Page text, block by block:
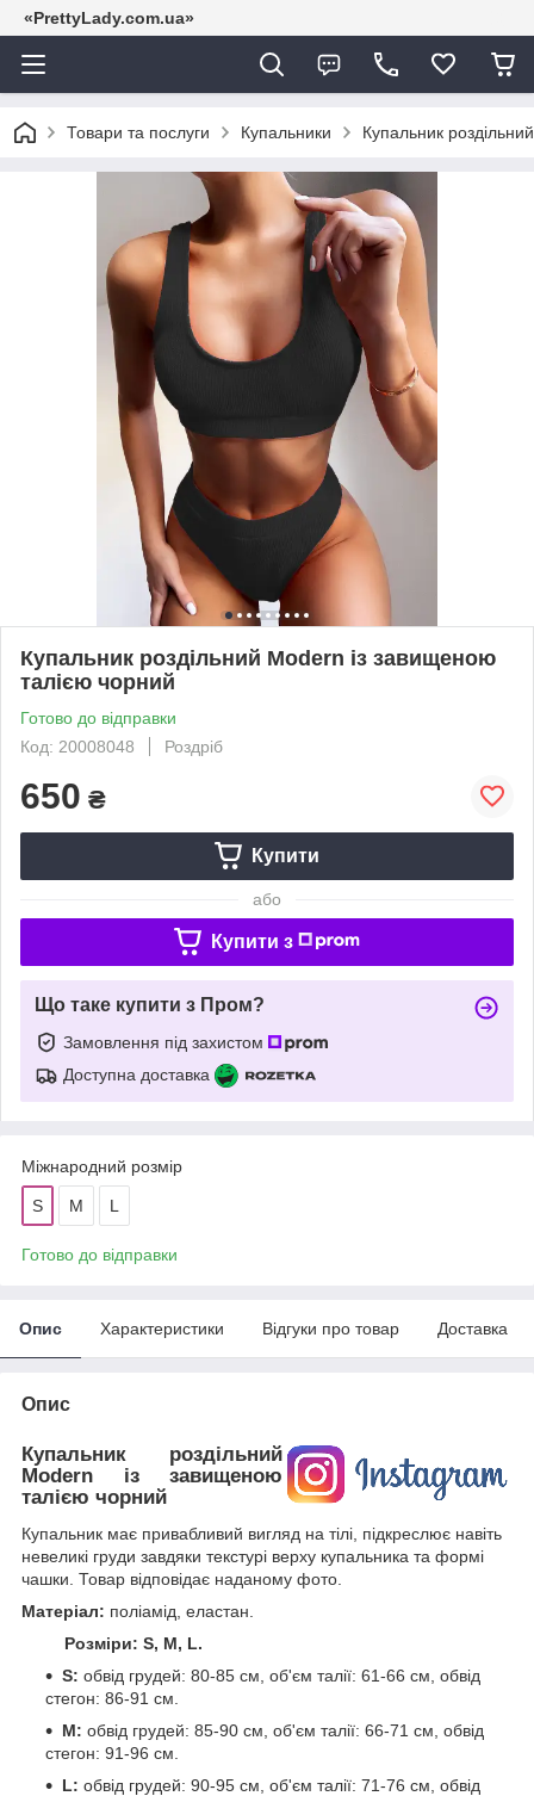
«PrettyLady.com.ua»
Товари та послуги Купальники Купальник
Купальник роздільний Modern із завищеною
талією чорний
Готово до відправки
Код: 20008048
Роздріб
650 ₴
Купити
або
Купити з
Що таке купити з Пром?
Замовлення під захистом
Доступна доставка
Міжнародний розмір
S M L
Готово до відправки
Опис Характеристики Відгуки про товар Доставка
Опис
Купальник роздільний
Modern із завищеною
талією чорний
Купальник має привабливий вигляд на тілі, підкреслює навіть
невеликі груди завдяки текстурі верху купальника та формі
чашки. Товар відповідає наданому фото.
Матеріал: поліамід, еластан.
Розміри: S, M, L.
S: обвід грудей: 80-85 см, об'єм талії: 61-66 см, обвід
стегон: 86-91 см.
М: обвід грудей: 85-90 см, об'єм талії: 66-71 см, обвід
стегон: 91-96 см.
L: обвід грудей: 90-95 см, об'єм талії: 71-76 см, обвід